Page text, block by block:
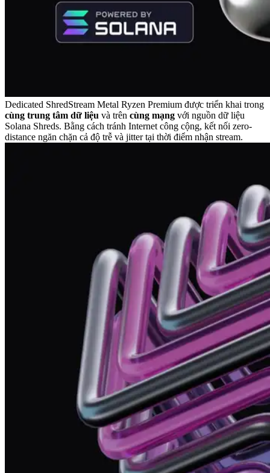
Dedicated ShredStream Metal Ryzen Premium được triển khai trong
cùng trung tâm dữ liệu và trên cùng mạng với nguồn dữ liệu
Solana Shreds. Bằng cách tránh Internet công cộng, kết nối zero-
distance ngăn chặn cả độ trễ và jitter tại thời điểm nhận stream.